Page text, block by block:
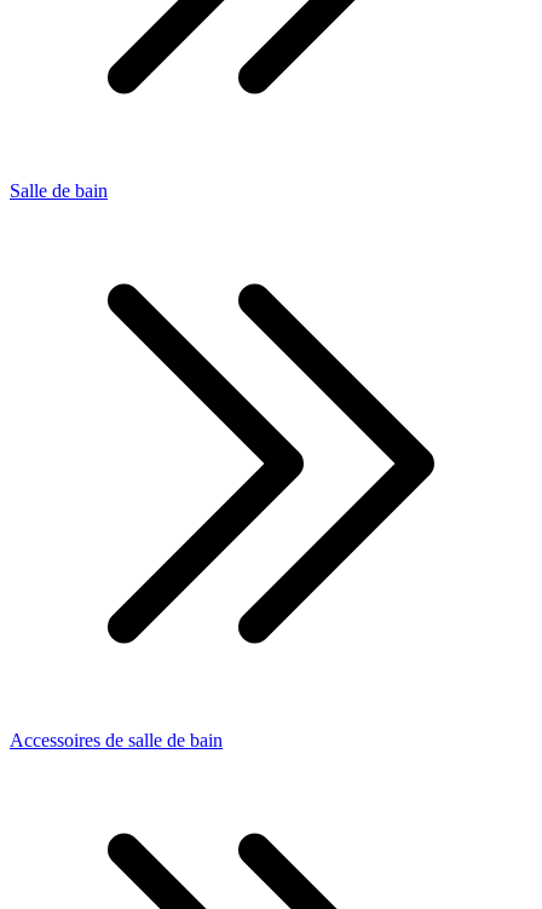
Salle de bain
Accessoires de salle de bain